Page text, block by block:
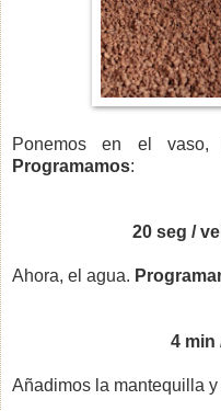
Ponemos en el
Programamos:
20 seg /
Ahora, el agua.
4 min
Añadimos la mantequilla y